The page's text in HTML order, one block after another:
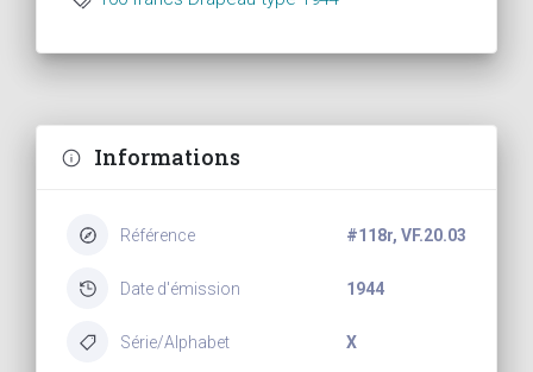
Informations
Référence #118r, VF.20.03
Date d'émission 1944
Série/Alphabet X